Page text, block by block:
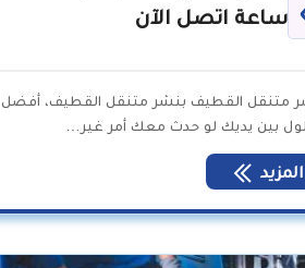
ساعة اتصل الآن
متنقل القطيف بنشر متنقل القطيف، أفضل
بين يديك لو حدث معك أمر غير…
المزيد